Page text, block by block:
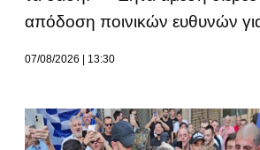
απόδοση ποινικών ευθυνών
07/08/2026 13:30